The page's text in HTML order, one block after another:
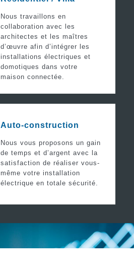
Nous travaillons en
collaboration avec les
architectes et les maîtres
d’œuvre afin d’intégrer les
installations électriques et
domotiques dans votre
maison connectée.
Auto-construction
Nous vous proposons un gain
de temps et d’argent avec la
satisfaction de réaliser vous-
même votre installation
électrique en totale sécurité.